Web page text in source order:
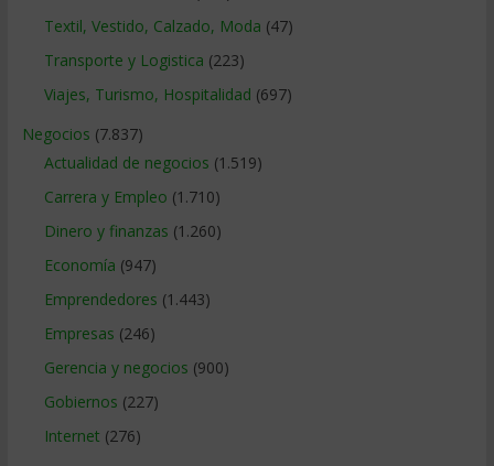
Textil, Vestido, Calzado, Moda (47)
Transporte y Logistica (223)
Viajes, Turismo, Hospitalidad (697)
Negocios (7.837)
Actualidad de negocios (1.519)
Carrera y Empleo (1.710)
Dinero y finanzas (1.260)
Economía (947)
Emprendedores (1.443)
Empresas (246)
Gerencia y negocios (900)
Gobiernos (227)
Internet (276)